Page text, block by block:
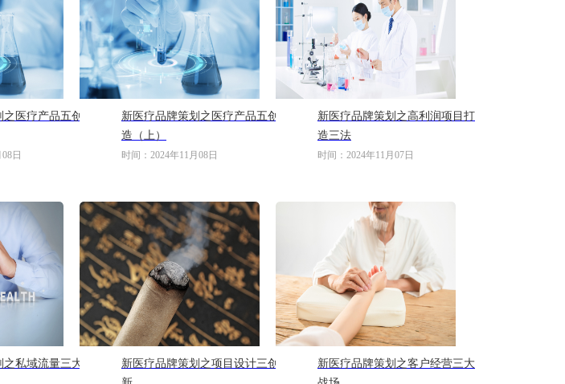
医疗产品五创
日
新医疗品牌策划之医疗产品五创
造（上）
时间：2024年11月08日
新医疗品牌策划之高利润项目打
造三法
时间：2024年11月07日
私域流量三大
新医疗品牌策划之项目设计三创
新医疗品牌策划之客户经营三大